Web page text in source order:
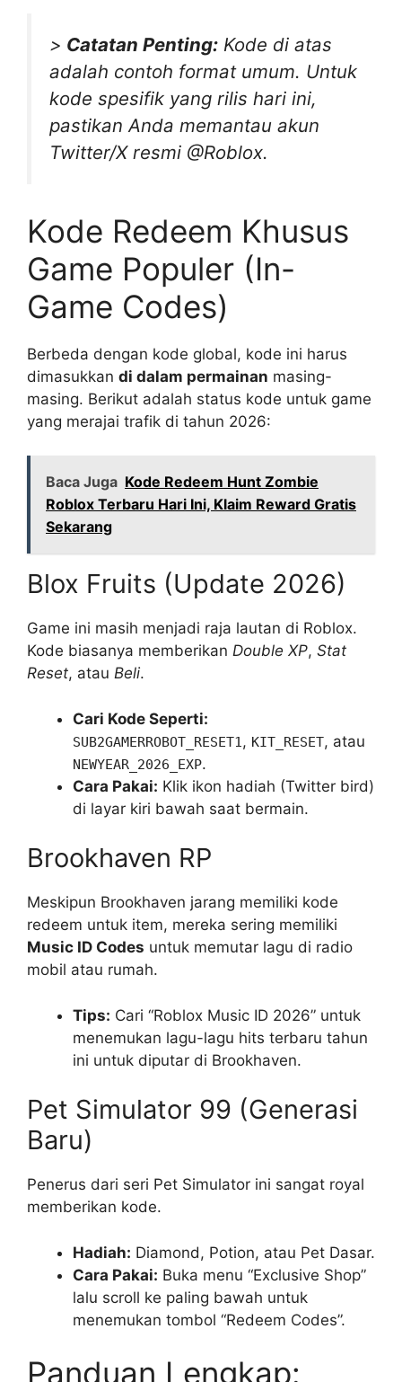
> Catatan Penting: Kode di atas
adalah contoh format umum. Untuk
kode spesifik yang rilis hari ini,
pastikan Anda memantau akun
Twitter/X resmi @Roblox.
Kode Redeem Khusus
Game Populer (In-
Game Codes)
Berbeda dengan kode global, kode ini harus
dimasukkan di dalam permainan masing-
masing. Berikut adalah status kode untuk game
yang merajai trafik di tahun 2026:
Baca Juga Kode Redeem Hunt Zombie
Roblox Terbaru Hari Ini, Klaim Reward Gratis
Sekarang
Blox Fruits (Update 2026)
Game ini masih menjadi raja lautan di Roblox.
Kode biasanya memberikan Double XP, Stat
Reset, atau Beli.
Cari Kode Seperti:
SUB2GAMERROBOT_RESET1, KIT_RESET, atau
NEWYEAR_2026_EXP.
Cara Pakai: Klik ikon hadiah (Twitter bird)
di layar kiri bawah saat bermain.
Brookhaven RP
Meskipun Brookhaven jarang memiliki kode
redeem untuk item, mereka sering memiliki
Music ID Codes untuk memutar lagu di radio
mobil atau rumah.
Tips: Cari “Roblox Music ID 2026” untuk
menemukan lagu-lagu hits terbaru tahun
ini untuk diputar di Brookhaven.
Pet Simulator 99 (Generasi
Baru)
Penerus dari seri Pet Simulator ini sangat royal
memberikan kode.
Hadiah: Diamond, Potion, atau Pet Dasar.
Cara Pakai: Buka menu “Exclusive Shop”
lalu scroll ke paling bawah untuk
menemukan tombol “Redeem Codes”.
Panduan Lengkap: